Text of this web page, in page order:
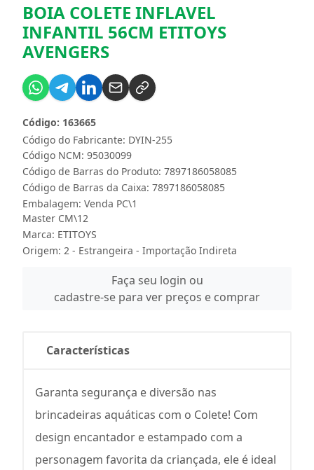
BOIA COLETE INFLAVEL
INFANTIL 56CM ETITOYS
AVENGERS
Código do Fabricante: DYIN-255
Código: 163665
Código NCM: 95030099
Código de Barras do Produto: 7897186058085
Código de Barras da Caixa: 7897186058085
Embalagem: Venda PC\1
Master CM\12
Marca: ETITOYS
Origem: 2 - Estrangeira - Importação Indireta
Faça seu login ou
cadastre-se para ver preços e comprar
Características
Garanta segurança e diversão nas
brincadeiras aquáticas com o Colete! Com
design encantador e estampado com a
personagem favorita da criançada, ele é ideal